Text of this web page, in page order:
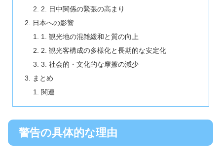
2. 日中関係の緊張の高まり
日本への影響
1. 観光地の混雑緩和と質の向上
2. 観光客構成の多様化と長期的な安定化
3. 社会的・文化的な摩擦の減少
まとめ
関連
警告の具体的な理由